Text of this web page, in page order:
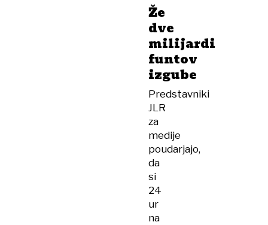
Že
dve
milijardi
funtov
izgube
Predstavniki
JLR
za
medije
poudarjajo,
da
si
24
ur
na